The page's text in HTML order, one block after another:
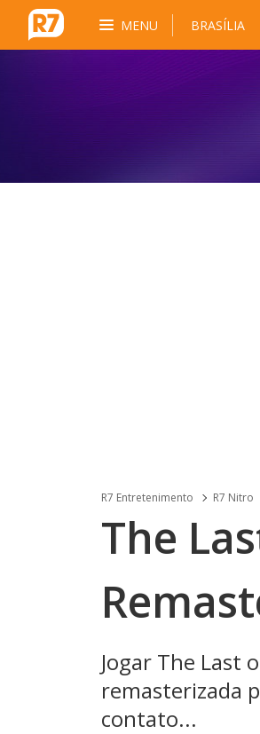
MENU BRASÍLIA
R7 Entretenimento R7 Nitro
The
Jogar The Last
remasterizada
contato...